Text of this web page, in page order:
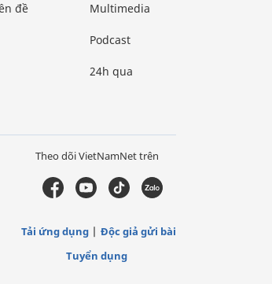
đề Multimedia
Podcast
24h qua
Theo dõi VietNamNet trên
Tải ứng dụng
Độc giả gửi bài
Tuyển dụng